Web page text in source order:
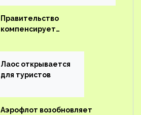
Правительство
компенсирует
вывоз россиян из-за рубежа
Лаос открывается
для туристов
Аэрофлот возобновляет